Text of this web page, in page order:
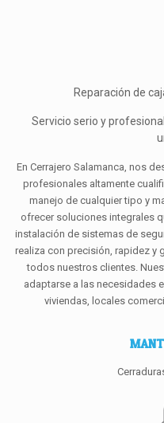
Reparación de
Servicio serio y
En Cerrajero Salamanca, nos
profesionales altamente
manejo de cualquier tipo y
ofrecer soluciones integrales
instalación de sistemas de
realiza con precisión, rapidez y
todos nuestros clientes.
adaptarse a las necesidades
viviendas, locales